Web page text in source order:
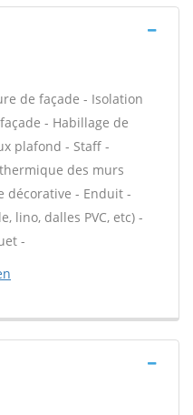
de façade - Isolation
- Habillage de
plafond - Staff -
des murs
décorative - Enduit -
lino, dalles PVC, etc) -
-